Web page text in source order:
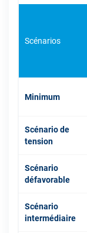
Scénarios
Minimum
Scénario de
tension
Scénario
défavorable
Scénario
intermédiaire